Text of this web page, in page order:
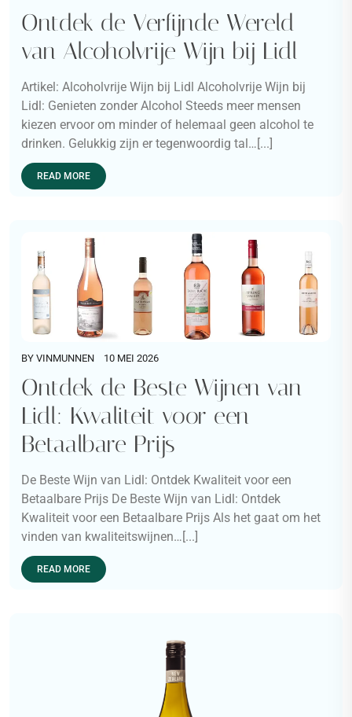
Ontdek de Verfijnde Wereld
van Alcoholvrije Wijn bij Lidl
Artikel: Alcoholvrije Wijn bij Lidl Alcoholvrije Wijn bij
Lidl: Genieten zonder Alcohol Steeds meer mensen
kiezen ervoor om minder of helemaal geen alcohol te
drinken. Gelukkig zijn er tegenwoordig tal…[...]
READ MORE
BY VINMUNNEN 10 MEI 2026
Ontdek de Beste Wijnen van
Lidl: Kwaliteit voor een
Betaalbare Prijs
De Beste Wijn van Lidl: Ontdek Kwaliteit voor een
Betaalbare Prijs De Beste Wijn van Lidl: Ontdek
Kwaliteit voor een Betaalbare Prijs Als het gaat om het
vinden van kwaliteitswijnen…[...]
READ MORE